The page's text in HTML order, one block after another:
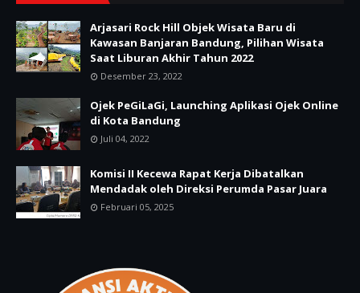
Arjasari Rock Hill Objek Wisata Baru di
Kawasan Banjaran Bandung, Pilihan Wisata
Saat Liburan Akhir Tahun 2022
Desember 23, 2022
Ojek PeGiLaGi, Launching Aplikasi Ojek Online
di Kota Bandung
Juli 04, 2022
Komisi II Kecewa Rapat Kerja Dibatalkan
Mendadak oleh Direksi Perumda Pasar Juara
Februari 05, 2025